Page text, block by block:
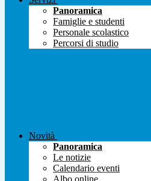
Panoramica
Famiglie e studenti
Personale scolastico
Percorsi di studio
Novità
Panoramica
Le notizie
Calendario eventi